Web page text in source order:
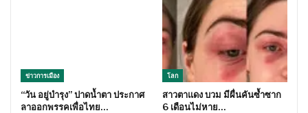
ข่าวการเมือง
“วัน อยู่บำรุง” ปาดน้ำตา ประกาศ
ลาออกพรรคเพื่อไทย…
โลก
สาวตาแดง บวม มีผื่นคันซ้ำซาก
6 เดือนไม่หาย…